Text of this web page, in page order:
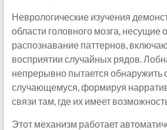
Неврологические изучения
области головного мозга, несущие
распознавание паттернов,
восприятии случайных рядов.
непрерывно пытается обнаружить
случающемуся, формируя
связи там, где их имеет
Этот механизм работает